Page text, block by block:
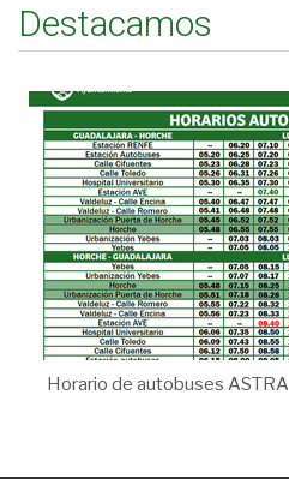
Destacamos
Horario de autobuses ASTRA